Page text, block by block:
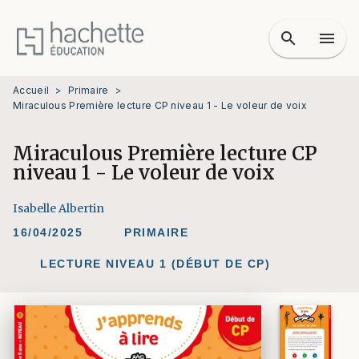
MENU RECHERCHE
PIED DE PAGE
search menu
Accueil > Primaire
>
Miraculous Première lecture CP niveau 1 - Le voleur de voix
Miraculous Première lecture CP
niveau 1 - Le voleur de voix
Isabelle Albertin
16/04/2025 PRIMAIRE
LECTURE NIVEAU 1 (DÉBUT DE CP)